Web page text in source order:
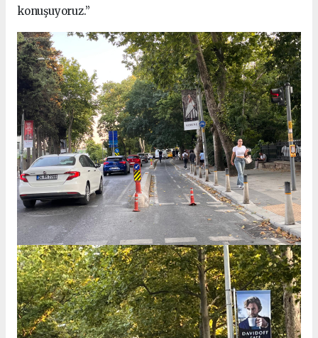
konuşuyoruz.”